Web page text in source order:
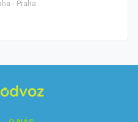
- Praha